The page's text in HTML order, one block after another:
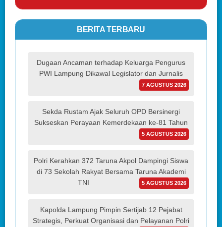
BERITA TERBARU
Dugaan Ancaman terhadap Keluarga Pengurus
PWI Lampung Dikawal Legislator dan Jurnalis
7 AGUSTUS 2026
Sekda Rustam Ajak Seluruh OPD Bersinergi
Sukseskan Perayaan Kemerdekaan ke-81 Tahun
5 AGUSTUS 2026
Polri Kerahkan 372 Taruna Akpol Dampingi Siswa
di 73 Sekolah Rakyat Bersama Taruna Akademi
TNI
5 AGUSTUS 2026
Kapolda Lampung Pimpin Sertijab 12 Pejabat
Strategis, Perkuat Organisasi dan Pelayanan Polri